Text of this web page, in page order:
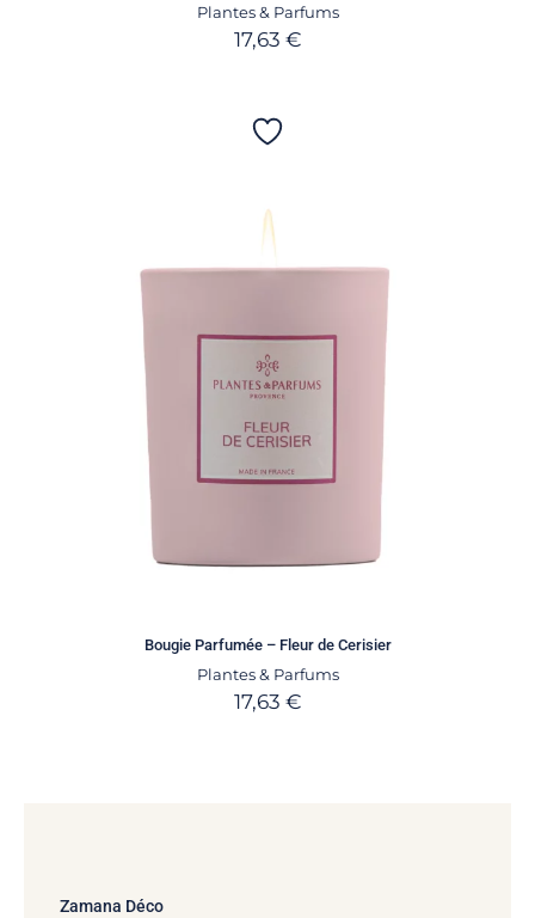
Plantes & Parfums
17,63 €
Bougie Parfumée – Fleur de Cerisier
Plantes & Parfums
17,63 €
Zamana Déco